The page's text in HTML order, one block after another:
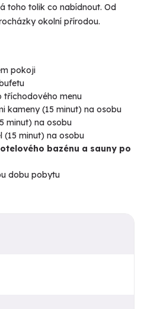
toho tolik co nabídnout. Od
okolní přírodou.
pokoji
tříchodového menu
kameny (15 minut) na osobu
minut) na osobu
(15 minut) na osobu
bazénu a sauny po
dobu pobytu